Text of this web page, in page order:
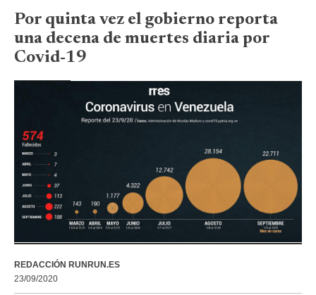
Por quinta vez el gobierno reporta
una decena de muertes diaria por
Covid-19
REDACCIÓN RUNRUN.ES
23/09/2020